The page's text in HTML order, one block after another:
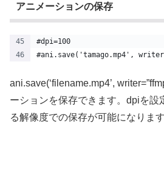
アニメーションの保存
#dpi=100
#ani.save('tamago.mp4',
ani.save(‘filename.mp4’,
ーションを保存できます。dpiを設
る解像度での保存が可能になります